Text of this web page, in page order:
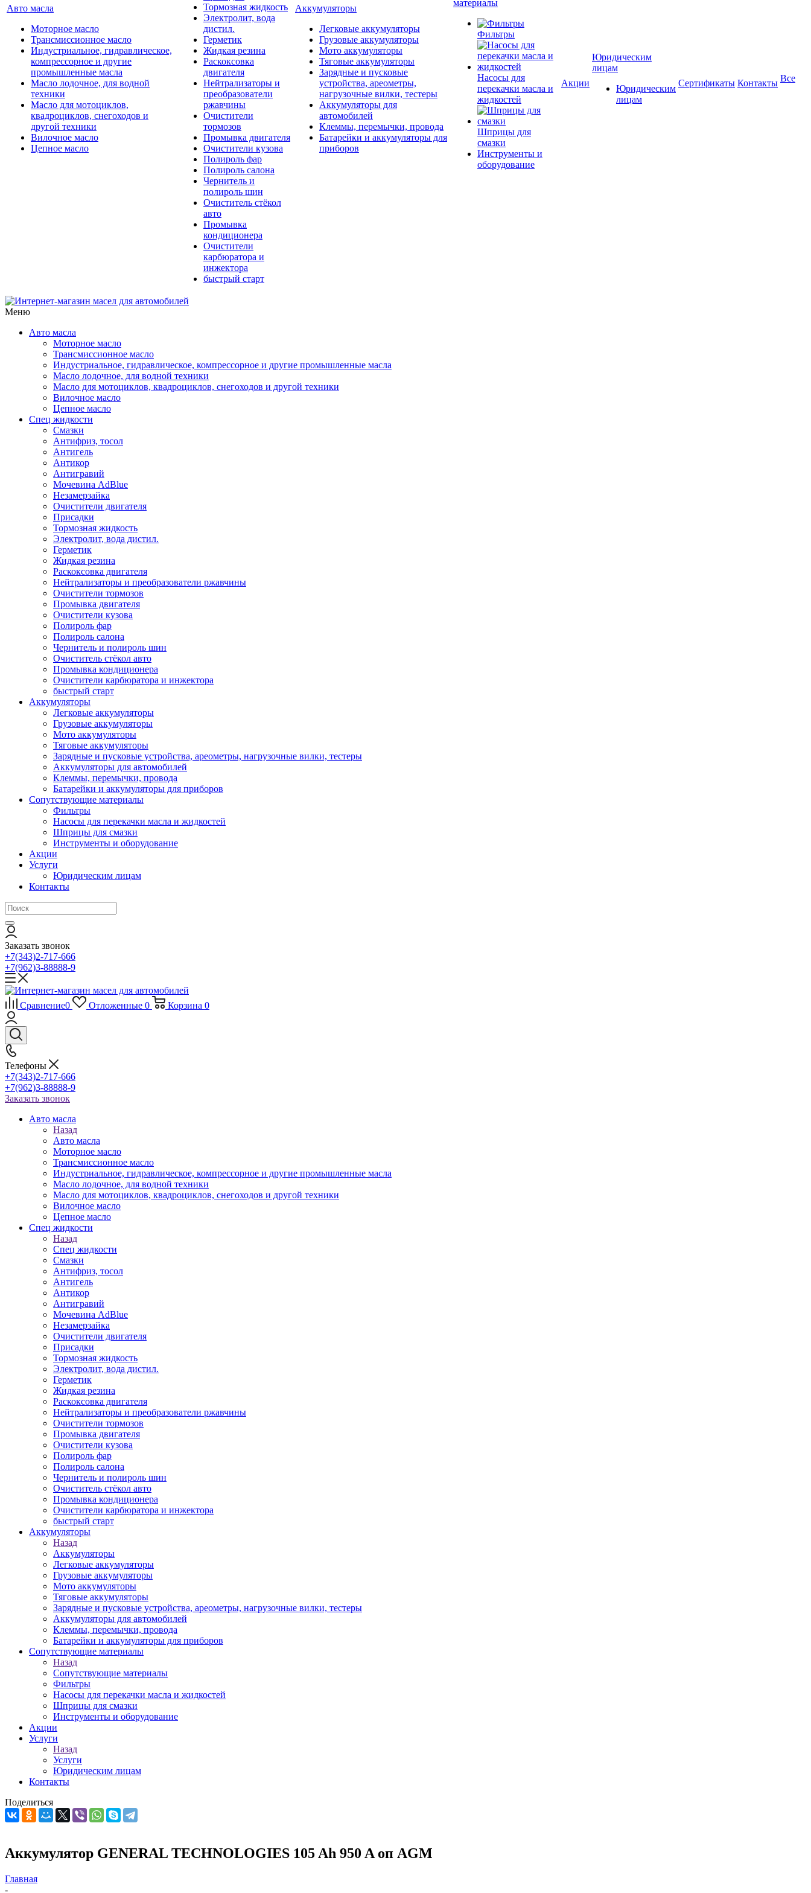
Авто масла
Моторное масло
Трансмиссионное масло
Индустриальное, гидравлическое,
компрессорное и другие
промышленные масла
Масло лодочное, для водной
техники
Масло для мотоциклов,
квадроциклов, снегоходов и
другой техники
Вилочное масло
Цепное масло
Тормозная жидкость
Электролит, вода
дистил.
Герметик
Жидкая резина
Раскоксовка
двигателя
Нейтрализаторы и
преобразователи
ржавчины
Очистители
тормозов
Промывка двигателя
Очистители кузова
Полироль фар
Полироль салона
Чернитель и
полироль шин
Очиститель стёкол
авто
Промывка
кондиционера
Очистители
карбюратора и
инжектора
быстрый старт
Аккумуляторы
Легковые аккумуляторы
Грузовые аккумуляторы
Мото аккумуляторы
Тяговые аккумуляторы
Зарядные и пусковые
устройства, ареометры,
нагрузочные вилки, тестеры
Аккумуляторы для
автомобилей
Клеммы, перемычки, провода
Батарейки и аккумуляторы для
приборов
материалы
Фильтры
Насосы для
перекачки масла и
жидкостей
Шприцы для
смазки
Инструменты и
оборудование
Акции
Юридическим
лицам
Юридическим
лицам
Сертификаты Контакты Все
Меню
Авто масла
Моторное масло
Трансмиссионное масло
Индустриальное, гидравлическое, компрессорное и другие промышленные масла
Масло лодочное, для водной техники
Масло для мотоциклов, квадроциклов, снегоходов и другой техники
Вилочное масло
Цепное масло
Спец жидкости
Смазки
Антифриз, тосол
Антигель
Антикор
Антигравий
Мочевина AdBlue
Незамерзайка
Очистители двигателя
Присадки
Тормозная жидкость
Электролит, вода дистил.
Герметик
Жидкая резина
Раскоксовка двигателя
Нейтрализаторы и преобразователи ржавчины
Очистители тормозов
Промывка двигателя
Очистители кузова
Полироль фар
Полироль салона
Чернитель и полироль шин
Очиститель стёкол авто
Промывка кондиционера
Очистители карбюратора и инжектора
быстрый старт
Аккумуляторы
Легковые аккумуляторы
Грузовые аккумуляторы
Мото аккумуляторы
Тяговые аккумуляторы
Зарядные и пусковые устройства, ареометры, нагрузочные вилки, тестеры
Аккумуляторы для автомобилей
Клеммы, перемычки, провода
Батарейки и аккумуляторы для приборов
Сопутствующие материалы
Фильтры
Насосы для перекачки масла и жидкостей
Шприцы для смазки
Инструменты и оборудование
Акции
Услуги
Юридическим лицам
Контакты
Заказать звонок
+7(343)2-717-666
+7(962)3-88888-9
Сравнение0 Отложенные 0 Корзина 0
Телефоны
+7(343)2-717-666
+7(962)3-88888-9
Заказать звонок
Авто масла
Назад
Авто масла
Моторное масло
Трансмиссионное масло
Индустриальное, гидравлическое, компрессорное и другие промышленные масла
Масло лодочное, для водной техники
Масло для мотоциклов, квадроциклов, снегоходов и другой техники
Вилочное масло
Цепное масло
Спец жидкости
Назад
Спец жидкости
Смазки
Антифриз, тосол
Антигель
Антикор
Антигравий
Мочевина AdBlue
Незамерзайка
Очистители двигателя
Присадки
Тормозная жидкость
Электролит, вода дистил.
Герметик
Жидкая резина
Раскоксовка двигателя
Нейтрализаторы и преобразователи ржавчины
Очистители тормозов
Промывка двигателя
Очистители кузова
Полироль фар
Полироль салона
Чернитель и полироль шин
Очиститель стёкол авто
Промывка кондиционера
Очистители карбюратора и инжектора
быстрый старт
Аккумуляторы
Назад
Аккумуляторы
Легковые аккумуляторы
Грузовые аккумуляторы
Мото аккумуляторы
Тяговые аккумуляторы
Зарядные и пусковые устройства, ареометры, нагрузочные вилки, тестеры
Аккумуляторы для автомобилей
Клеммы, перемычки, провода
Батарейки и аккумуляторы для приборов
Сопутствующие материалы
Назад
Сопутствующие материалы
Фильтры
Насосы для перекачки масла и жидкостей
Шприцы для смазки
Инструменты и оборудование
Акции
Услуги
Назад
Услуги
Юридическим лицам
Контакты
Поделиться
Аккумулятор GENERAL TECHNOLOGIES 105 Ah 950 A оп AGM
Главная
-